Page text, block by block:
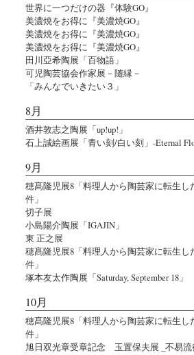
世界に一つだけの器『体験GO』
美濃焼をお得に『美濃焼GO』
美濃焼をお得に『美濃焼GO』
美濃焼をお得に『美濃焼GO』
田川亞希陶展「百物語」
可児陶芸協会作家展－随縁－
「みんなでいきたい３」
8月
酒井敦志之陶展「up!up!」
石上誠絵画展「青い刻/白い刻」-Eternal
9月
穂髙隆児展8「料理人から陶芸家に転生し
件」
切子展
小島陽介陶展「IGAJIN」
東 正之展
穂髙隆児展8「料理人から陶芸家に転生し
件」
塚本友太作陶展「Saturday, September 18」
10月
穂髙隆児展8「料理人から陶芸家に転生し
件」
旭日双光章受章記念 玉置保夫展 _不易流